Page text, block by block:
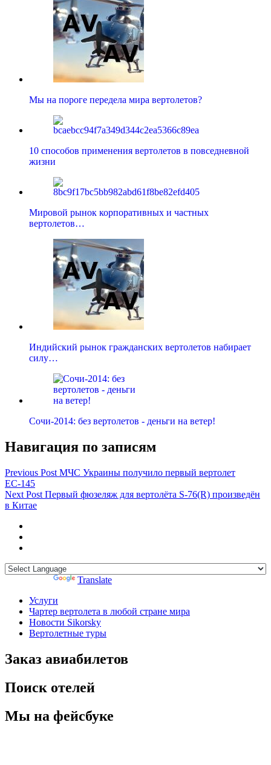
Мы на пороге передела мира вертолетов?
10 способов применения вертолетов в повседневной
жизни
Мировой рынок корпоративных и частных
вертолетов…
Индийский рынок гражданских вертолетов набирает
силу…
Сочи-2014: без вертолетов - деньги на ветер!
Навигация по записям
Previous Post МЧС Украины получило первый вертолет
ЕС-145
Next Post Первый фюзеляж для вертолёта S-76(R) произведён
в Китае
Translate
Услуги
Чартер вертолета в любой стране мира
Новости Sikorsky
Вертолетные туры
Заказ авиабилетов
Поиск отелей
Мы на фейсбуке